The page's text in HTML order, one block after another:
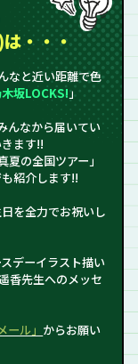
・・・
なと近い距離で色
坂LOCKS!」
んなから届いてい
ます!!
の全国ツアー」
紹介します!!
を全力でお祝いし
デーイラスト描い
香先生へのメッセ
ール」 からお願い